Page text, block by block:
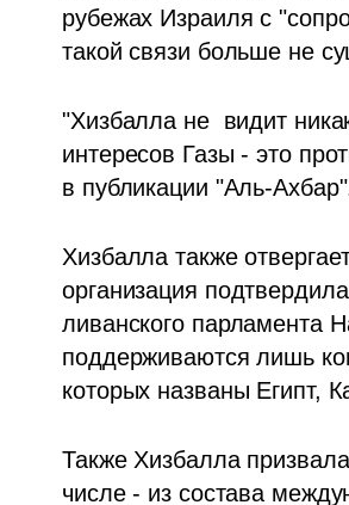
рубежах Израиля с
такой связи больше не
"Хизбалла не  видит
интересов Газы - это
в публикации "Аль-
Хизбалла также
организация
ливанского парламента
поддерживаются лишь
которых названы Египт,
Также Хизбалла
числе - из состава